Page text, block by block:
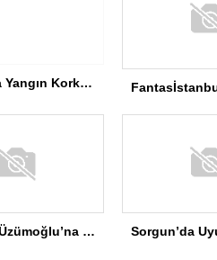
Çatalca’da Yangın Korkuttu
Cem Yiğit Üzümoğlu’na Genç Başarı Ödülü